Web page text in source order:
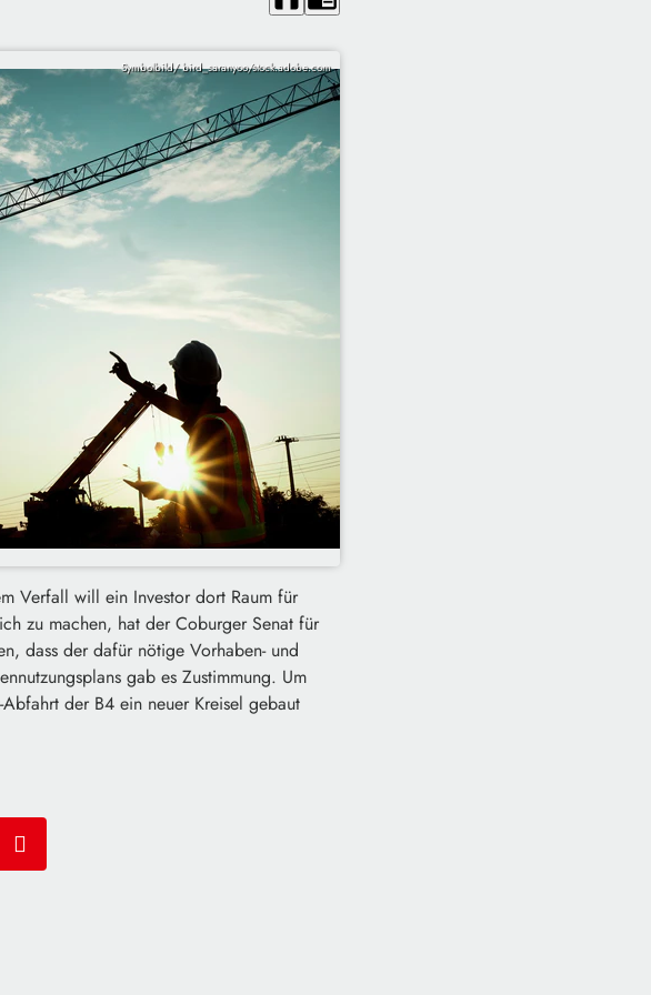
Symbolbild/ bird_saranyoo/stock.adobe.com
Verfall will ein Investor dort Raum für
zu machen, hat der Coburger Senat für
dass der dafür nötige Vorhaben- und
gab es Zustimmung. Um
der B4 ein neuer Kreisel gebaut